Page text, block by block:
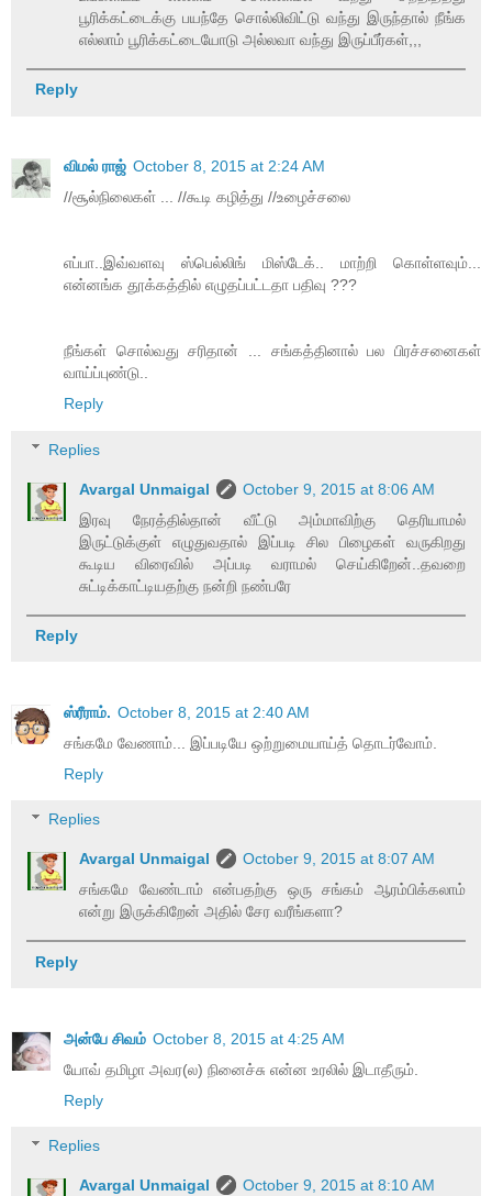
பூரிக்கட்டைக்கு பயந்தே சொல்லிவிட்டு வந்து இருந்தால் நீங்க
எல்லாம் பூரிக்கட்டையோடு அல்லவா வந்து இருப்பீர்கள்,,,
Reply
விமல் ராஜ் October 8, 2015 at 2:24 AM
//சூல்நிலைகள் ... //கூடி கழித்து //உழைச்சலை
எப்பா..இவ்வளவு ஸ்பெல்லிங் மிஸ்டேக்.. மாற்றி கொள்ளவும்...
என்னங்க தூக்கத்தில் எழுதப்பட்டதா பதிவு ???
நீங்கள் சொல்வது சரிதான் ... சங்கத்தினால் பல பிரச்சனைகள்
வாய்ப்புண்டு..
Reply
Replies
Avargal Unmaigal
October 9, 2015 at 8:06 AM
இரவு நேரத்தில்தான் வீட்டு அம்மாவிற்கு தெரியாமல்
இருட்டுக்குள் எழுதுவதால் இப்படி சில பிழைகள் வருகிறது
கூடிய விரைவில் அப்படி வராமல் செய்கிறேன்..தவறை
சுட்டிக்காட்டியதற்கு நன்றி நண்பரே
Reply
ஸ்ரீராம். October 8, 2015 at 2:40 AM
சங்கமே வேணாம்... இப்படியே ஒற்றுமையாய்த் தொடர்வோம்.
Reply
Replies
Avargal Unmaigal
October 9, 2015 at 8:07 AM
சங்கமே வேண்டாம் என்பதற்கு ஒரு சங்கம் ஆரம்பிக்கலாம்
என்று இருக்கிறேன் அதில் சேர வரீங்களா?
Reply
அன்பே சிவம் October 8, 2015 at 4:25 AM
யோவ் தமிழா அவர(ல) நினைச்சு என்ன உரலில் இடாதீரும்.
Reply
Replies
Avargal Unmaigal
October 9, 2015 at 8:10 AM